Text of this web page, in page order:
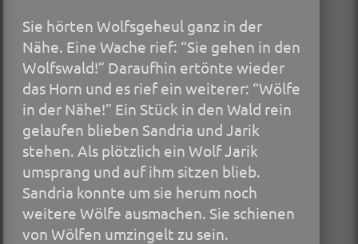
Sie hörten Wolfsgeheul ganz in der
Nähe. Eine Wache rief: “Sie gehen in den
Wolfswald!” Daraufhin ertönte wieder
das Horn und es rief ein weiterer: “Wölfe
in der Nähe!” Ein Stück in den Wald rein
gelaufen blieben Sandria und Jarik
stehen. Als plötzlich ein Wolf Jarik
umsprang und auf ihm sitzen blieb.
Sandria konnte um sie herum noch
weitere Wölfe ausmachen. Sie schienen
von Wölfen umzingelt zu sein.